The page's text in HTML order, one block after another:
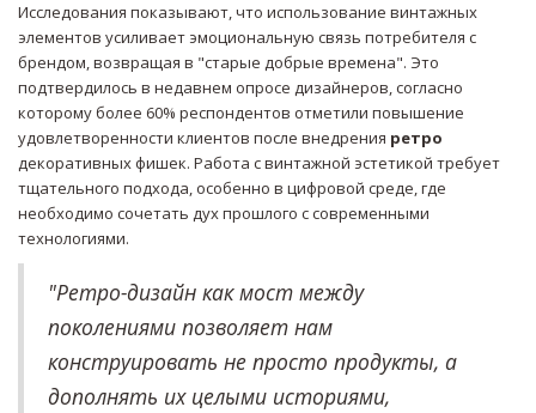
Исследования показывают, что использование винтажных
элементов усиливает эмоциональную связь потребителя с
брендом, возвращая в "старые добрые времена". Это
подтвердилось в недавнем опросе дизайнеров, согласно
которому более 60% респондентов отметили повышение
удовлетворенности клиентов после внедрения ретро
декоративных фишек. Работа с винтажной эстетикой требует
тщательного подхода, особенно в цифровой среде, где
необходимо сочетать дух прошлого с современными
технологиями.
"Ретро-дизайн как мост между
поколениями позволяет нам
конструировать не просто продукты, а
дополнять их целыми историями,